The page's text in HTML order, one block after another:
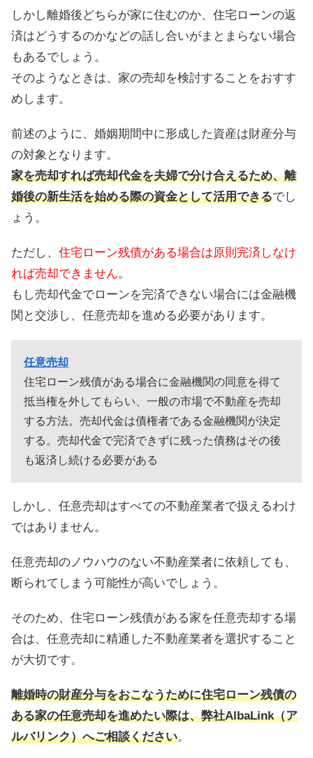
しかし離婚後どちらが家に住むのか、住宅ローンの返
済はどうするのかなどの話し合いがまとまらない場合
もあるでしょう。
そのようなときは、家の売却を検討することをおすす
めします。
前述のように、婚姻期間中に形成した資産は財産分与
の対象となります。
家を売却すれば売却代金を夫婦で分け合えるため、離
婚後の新生活を始める際の資金として活用できるでし
ょう。
ただし、 住宅ローン残債がある場合は原則完済しなけ
れば売却できません。
もし売却代金でローンを完済できない場合には金融機
関と交渉し、任意売却を進める必要があります。
任意売却
住宅ローン残債がある場合に金融機関の同意を得て
抵当権を外してもらい、一般の市場で不動産を売却
する方法。売却代金は債権者である金融機関が決定
する。売却代金で完済できずに残った債務はその後
も返済し続ける必要がある
しかし、任意売却はすべての不動産業者で扱えるわけ
ではありません。
任意売却のノウハウのない不動産業者に依頼しても、
断られてしまう可能性が高いでしょう。
そのため、住宅ローン残債がある家を任意売却する場
合は、任意売却に精通した不動産業者を選択すること
が大切です。
離婚時の財産分与をおこなうために住宅ローン残債の
ある家の任意売却を進めたい際は、弊社AlbaLink（ア
ルバリンク）へご相談ください。